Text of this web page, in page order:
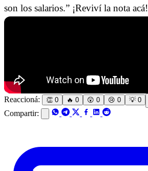
son los salarios.” ¡Reviví la nota acá!
Reaccioná: 👏 0 🔥 0 😲 0 😢 0 💡 0
Compartir: